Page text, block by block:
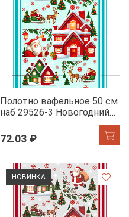
Полотно вафельное 50 см
наб 29526-3 Новогодний
72.03 ₽
НОВИНКА